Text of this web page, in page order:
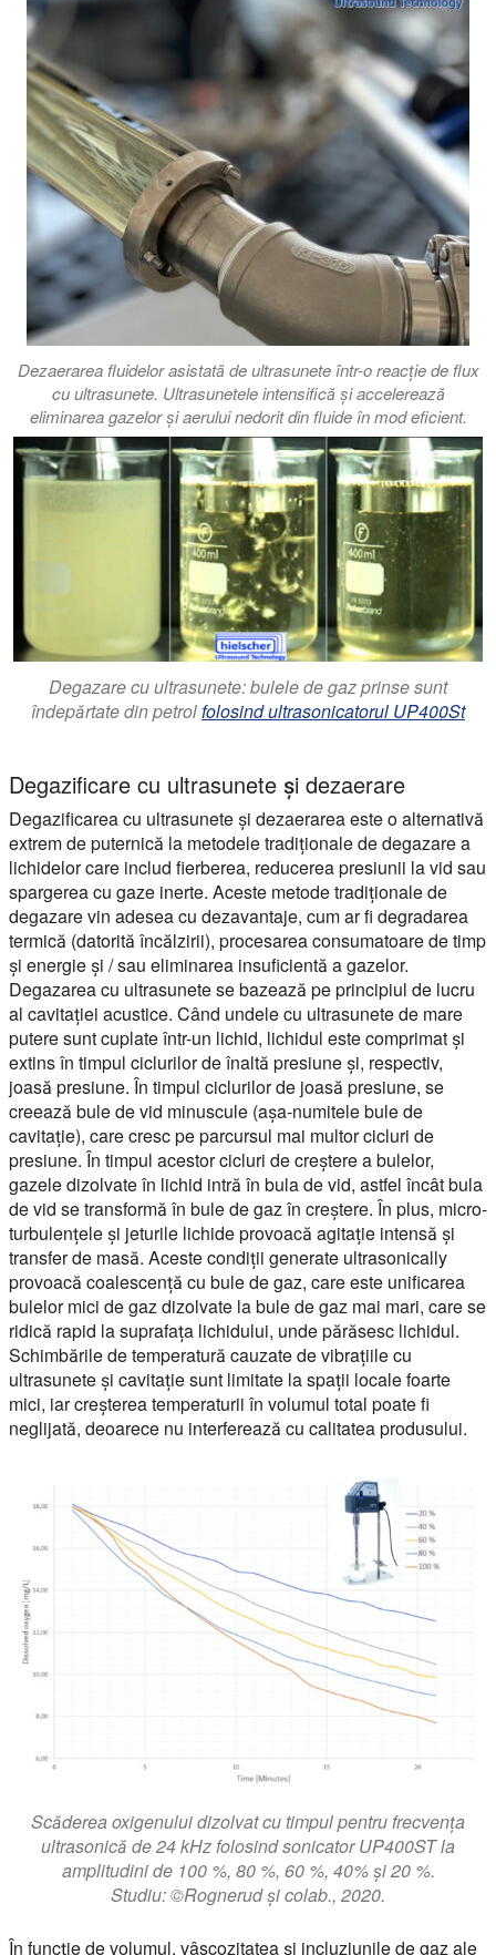
Dezaerarea fluidelor asistată de ultrasunete într-o reacție de flux
cu ultrasunete. Ultrasunetele intensifică și accelerează
eliminarea gazelor și aerului nedorit din fluide în mod eficient.
Degazare cu ultrasunete: bulele de gaz prinse sunt
îndepărtate din petrol folosind ultrasonicatorul UP400St
Degazificare cu ultrasunete și dezaerare
Degazificarea cu ultrasunete și dezaerarea este o alternativă
extrem de puternică la metodele tradiționale de degazare a
lichidelor care includ fierberea, reducerea presiunii la vid sau
spargerea cu gaze inerte. Aceste metode tradiționale de
degazare vin adesea cu dezavantaje, cum ar fi degradarea
termică (datorită încălzirii), procesarea consumatoare de timp
și energie și / sau eliminarea insuficientă a gazelor.
Degazarea cu ultrasunete se bazează pe principiul de lucru
al cavitației acustice. Când undele cu ultrasunete de mare
putere sunt cuplate într-un lichid, lichidul este comprimat și
extins în timpul ciclurilor de înaltă presiune și, respectiv,
joasă presiune. În timpul ciclurilor de joasă presiune, se
creează bule de vid minuscule (așa-numitele bule de
cavitație), care cresc pe parcursul mai multor cicluri de
presiune. În timpul acestor cicluri de creștere a bulelor,
gazele dizolvate în lichid intră în bula de vid, astfel încât bula
de vid se transformă în bule de gaz în creștere. În plus, micro-
turbulențele și jeturile lichide provoacă agitație intensă și
transfer de masă. Aceste condiții generate ultrasonically
provoacă coalescență cu bule de gaz, care este unificarea
bulelor mici de gaz dizolvate la bule de gaz mai mari, care se
ridică rapid la suprafața lichidului, unde părăsesc lichidul.
Schimbările de temperatură cauzate de vibrațiile cu
ultrasunete și cavitație sunt limitate la spații locale foarte
mici, iar creșterea temperaturii în volumul total poate fi
neglijată, deoarece nu interferează cu calitatea produsului.
Scăderea oxigenului dizolvat cu timpul pentru frecvența
ultrasonică de 24 kHz folosind sonicator UP400ST la
amplitudini de 100 %, 80 %, 60 %, 40% și 20 %.
Studiu: ©Rognerud și colab., 2020.
În funcție de volumul, vâscozitatea și incluziunile de gaz ale